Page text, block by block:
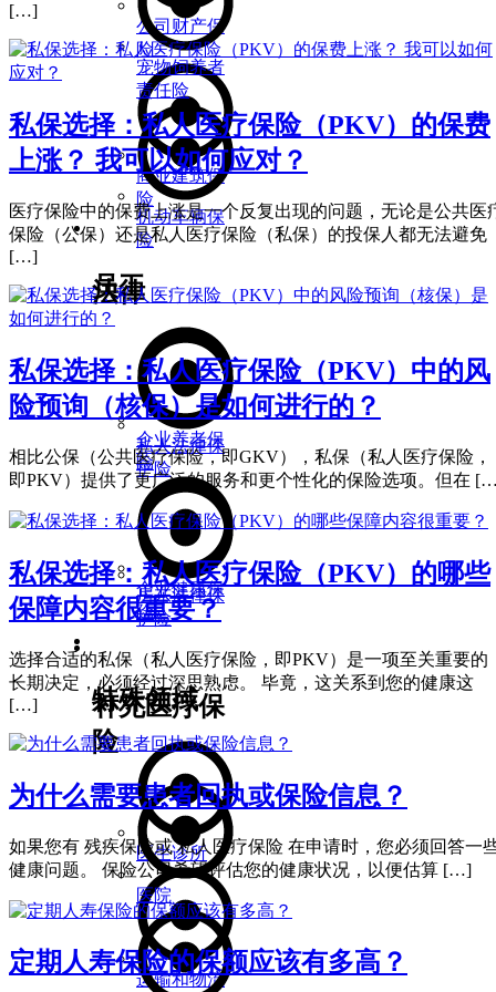
公司财产保
险
商业建筑保
险
健康与预防
员工
企业养老保
险
企业健康保
险
特殊领域
医生诊所
运输和物流
宠物饲养者
责任险
机动车辆保
险
法律
私人法律保
护险
房东法律保
护险
医疗与休闲
补充医疗保
险
医院
[…]
私保选择：私人医疗保险（PKV）的保费
上涨？ 我可以如何应对？
医疗保险中的保费上涨是一个反复出现的问题，无论是公共医
保险（公保）还是私人医疗保险（私保）的投保人都无法避免
[…]
私保选择：私人医疗保险（PKV）中的风
险预询（核保）是如何进行的？
相比公保（公共医疗保险，即GKV），私保（私人医疗保险，
即PKV）提供了更广泛的服务和更个性化的保险选项。但在
私保选择：私人医疗保险（PKV）的哪些
保障内容很重要？
选择合适的私保（私人医疗保险，即PKV）是一项至关重要的
长期决定，必须经过深思熟虑。 毕竟，这关系到您的健康这
[…]
为什么需要患者回执或保险信息？
如果您有 残疾保险或 私人医疗保险 在申请时，您必须回答一
健康问题。 保险公司希望评估您的健康状况，以便估算 […]
定期人寿保险的保额应该有多高？